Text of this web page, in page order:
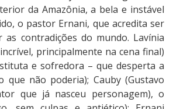
da Amazônia, a bela e instável
o pastor Ernani, que acredita ser
as contradições do mundo. Lavínia
principalmente na cena final)
e sofredora – que desperta a
que não poderia); Cauby (Gustavo
que já nasceu personagem), o